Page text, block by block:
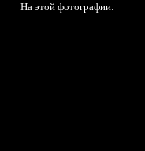
На этой фотографии: